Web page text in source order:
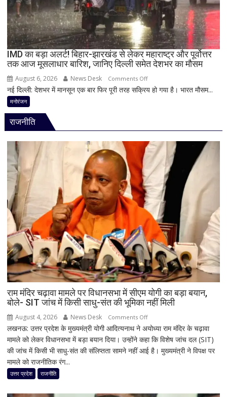
इंस्टाग्राम
पर
‘मार
दिया’
स्टेटस
के
पुलिस
IMD का बड़ा अलर्ट! बिहार-झारखंड से लेकर महाराष्ट्र और पूर्वोत्तर
तक आज मूसलाधार बारिश, जानिए दिल्ली समेत देशभर का मौसम
August 6, 2026 News Desk Comments Offon
IMD
झारखंड
से
लेकर
महाराष्ट्र
और
पूर्वोत्तर
तक
आज
मूसलाधार
बारिश,
जानिए
दिल्ली
समेत
देशभर
का
नई दिल्ली: देशभर में मानसून एक बार फिर पूरी तरह सक्रिय हो गया है। भारत मौसम...
मनोरंजन
राजनीति
राम मंदिर चढ़ावा मामले पर विधानसभा में सीएम योगी का बड़ा बयान,
बोले- SIT जांच में किसी साधु-संत की भूमिका नहीं मिली
August 4, 2026 News Desk Comments Offon
राम
मंदिर
चढ़ावा
में
लखनऊ: उत्तर प्रदेश के मुख्यमंत्री योगी आदित्यनाथ ने अयोध्या राम मंदिर के चढ़ावा
मामले को लेकर विधानसभा में बड़ा बयान दिया। उन्होंने कहा कि विशेष जांच दल (SIT)
की जांच में किसी भी साधु-संत की संलिप्तता सामने नहीं आई है। मुख्यमंत्री ने विपक्ष पर
मामले को राजनीतिक रंग...
उत्तर प्रदेश राजनीति